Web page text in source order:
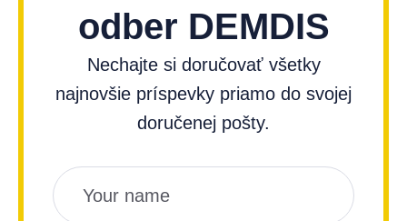
odber DEMDIS
Nechajte si doručovať všetky
najnovšie príspevky priamo do svojej
doručenej pošty.
Názov
Email